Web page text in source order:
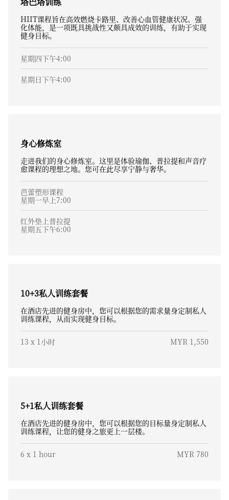
HIIT课程旨在高效燃烧卡路里、改善心血管健康状况、强
化体能，是一项既具挑战性又颇具成效的训练，有助于实现
健身目标。
星期四下午4:00
星期日下午4:00
身心修炼室
走进我们的身心修炼室。这里是体验瑜伽、普拉提和声音疗
愈课程的理想之地。您可在此尽享宁静与奢华。
芭蕾塑形课程
星期一早上7:00
红外垫上普拉提
星期五下午6:00
10+3私人训练套餐
在酒店先进的健身房中，您可以根据您的需求量身定制私人
训练课程，从而实现健身目标。
13 x 1小时 MYR 1,550
5+1私人训练套餐
在酒店先进的健身房中，您可以根据您的目标量身定制私人
训练课程，让您的健身之旅更上一层楼。
6 x 1 hour MYR 780